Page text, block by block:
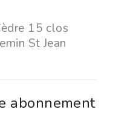
15 clos
St Jean
abonnement